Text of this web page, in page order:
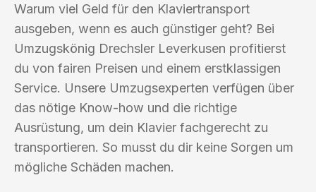
Warum viel Geld für den Klaviertransport
ausgeben, wenn es auch günstiger geht? Bei
Umzugskönig Drechsler Leverkusen profitierst
du von fairen Preisen und einem erstklassigen
Service. Unsere Umzugsexperten verfügen über
das nötige Know-how und die richtige
Ausrüstung, um dein Klavier fachgerecht zu
transportieren. So musst du dir keine Sorgen um
mögliche Schäden machen.